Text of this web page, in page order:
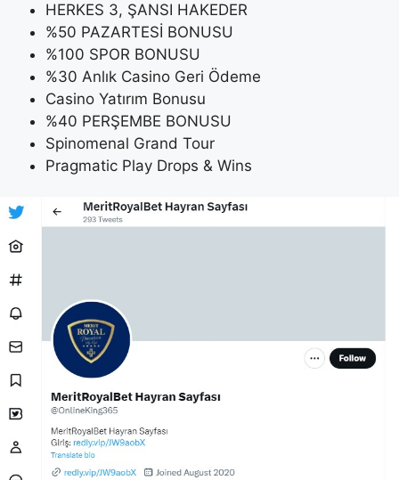
HERKES 3, ŞANSI HAKEDER
%50 PAZARTESİ BONUSU
%100 SPOR BONUSU
%30 Anlık Casino Geri Ödeme
Casino Yatırım Bonusu
%40 PERŞEMBE BONUSU
Spinomenal Grand Tour
Pragmatic Play Drops & Wins